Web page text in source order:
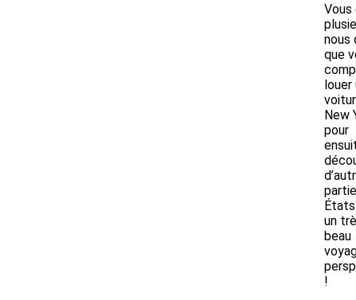
nous
que
louer
New
pour
un
beau
!